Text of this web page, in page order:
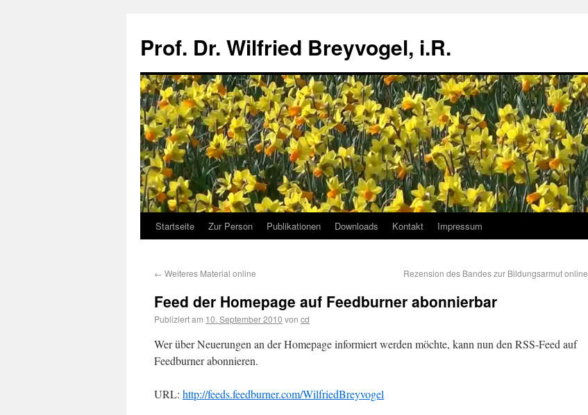
Prof. Dr. Wilfried Breyvogel, i.R.
Startseite Zur Person Publikationen Downloads Kontakt Impressum
← Weiteres Material online Rezension des Bandes zur Bildungsarmut online
Feed der Homepage auf Feedburner abonnierbar
Publiziert am 10. September 2010 von cd
Wer über Neuerungen an der Homepage informiert werden möchte, kann nun den RSS-Feed auf
Feedburner abonnieren.
URL: http://feeds.feedburner.com/WilfriedBreyvogel